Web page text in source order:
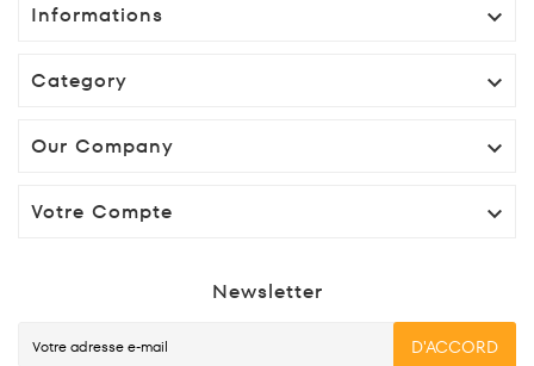
Informations 
Category 
Our Company 
Votre Compte 
Newsletter
D'ACCORD